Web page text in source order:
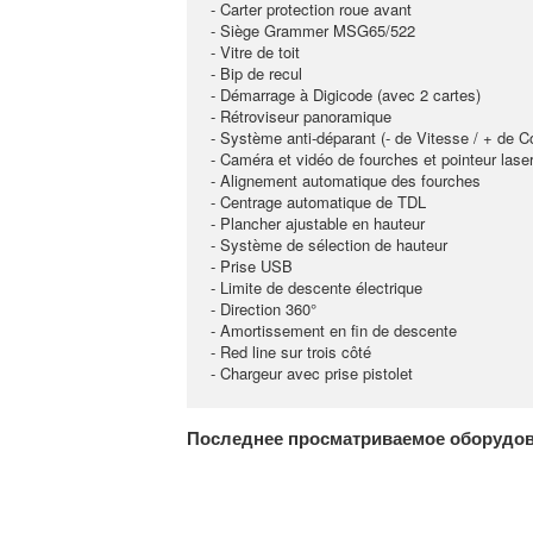
- Carter protection roue avant
- Siège Grammer MSG65/522
- Vitre de toit
- Bip de recul
- Démarrage à Digicode (avec 2 cartes)
- Rétroviseur panoramique
- Système anti-déparant (- de Vitesse / + de
- Caméra et vidéo de fourches et pointeur laser
- Alignement automatique des fourches
- Centrage automatique de TDL
- Plancher ajustable en hauteur
- Système de sélection de hauteur
- Prise USB
- Limite de descente électrique
- Direction 360°
- Amortissement en fin de descente
- Red line sur trois côté
- Chargeur avec prise pistolet
Последнее просматриваемое